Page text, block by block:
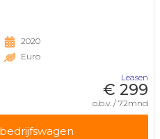
2020
Euro
Leasen
€ 299
o.b.v. / 72mnd